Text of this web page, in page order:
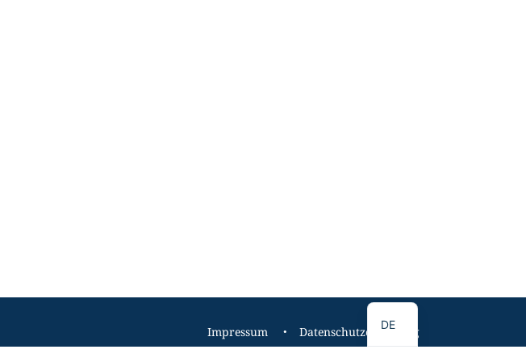
Impressum Datenschutzerklärung
DE
EN